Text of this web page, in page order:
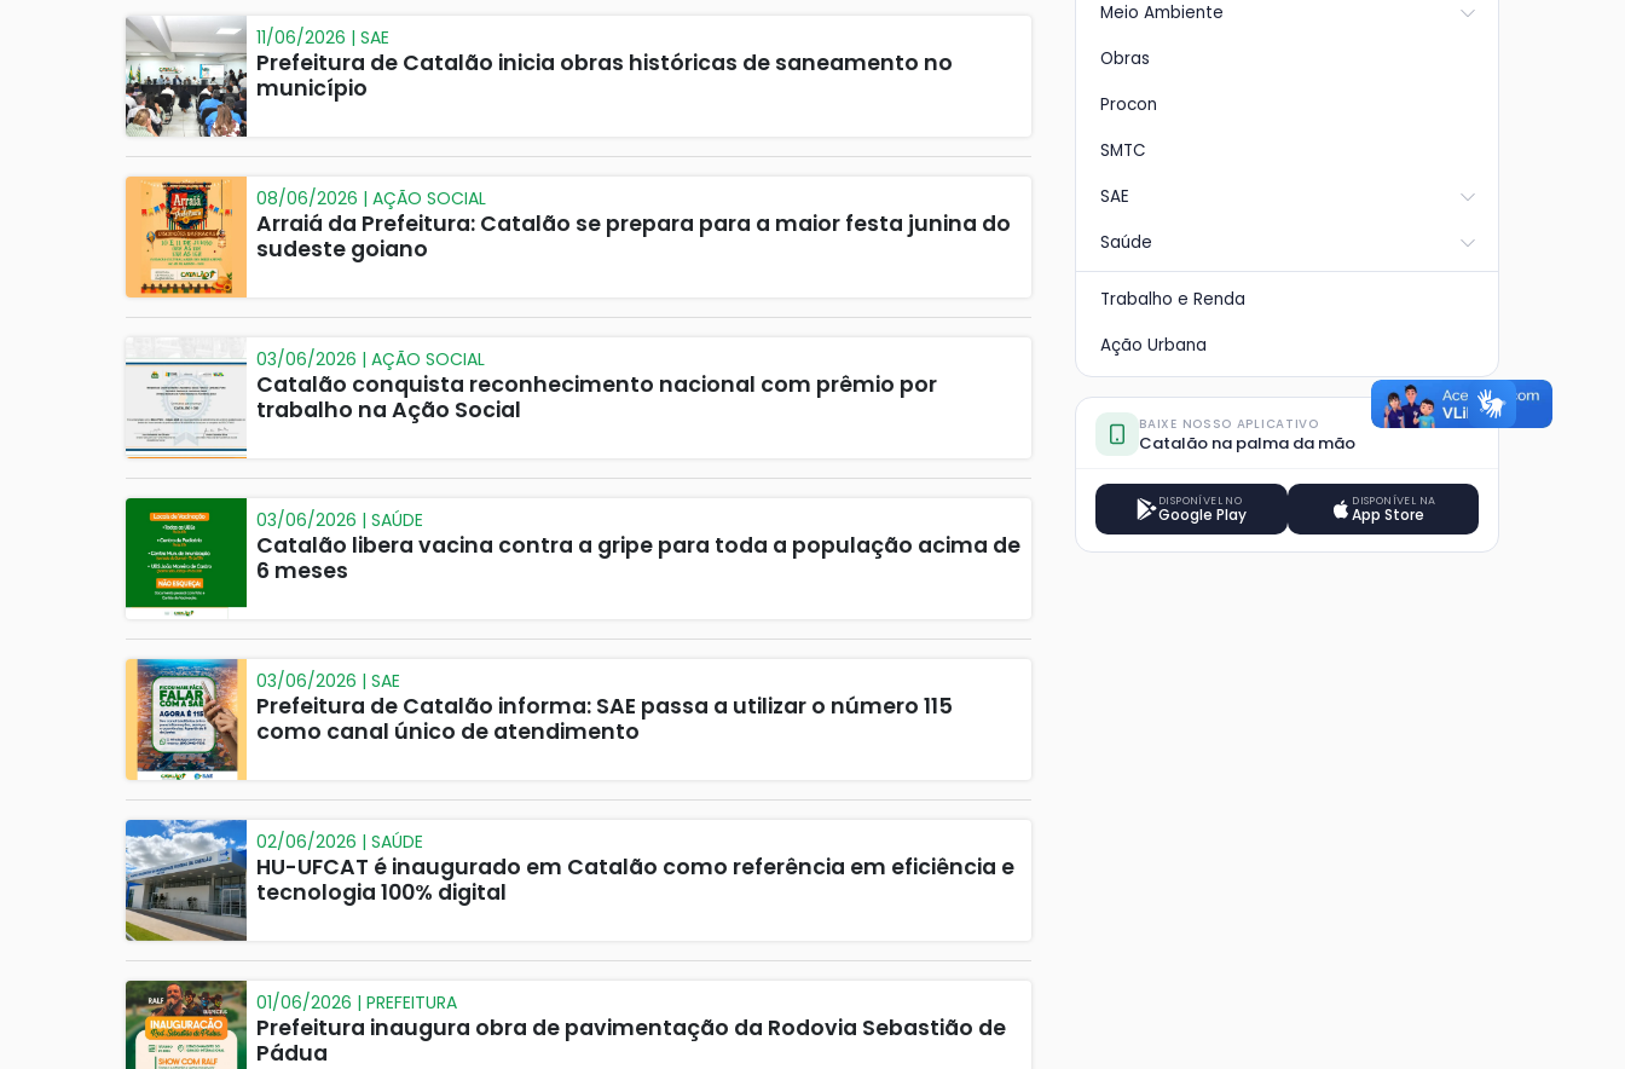
11/06/2026 | SAE
Prefeitura de Catalão inicia obras históricas de saneamento no
município
08/06/2026 | AÇÃO SOCIAL
Arraiá da Prefeitura: Catalão se prepara para a maior festa junina do
sudeste goiano
03/06/2026 | AÇÃO SOCIAL
Catalão conquista reconhecimento nacional com prêmio por
trabalho na Ação Social
03/06/2026 | SAÚDE
Catalão libera vacina contra a gripe para toda a população acima de
6 meses
03/06/2026 | SAE
Prefeitura de Catalão informa: SAE passa a utilizar o número 115
como canal único de atendimento
02/06/2026 | SAÚDE
HU-UFCAT é inaugurado em Catalão como referência em eficiência e
tecnologia 100% digital
01/06/2026 | PREFEITURA
Prefeitura inaugura obra de pavimentação da Rodovia Sebastião de
Pádua
Meio Ambiente
Obras
Procon
SMTC
SAE
Saúde
Trabalho e Renda
Ação Urbana
BAIXE NOSSO APLICATIVO
Catalão na palma da mão
DISPONÍVEL NO
Google Play
DISPONÍVEL NA
App Store